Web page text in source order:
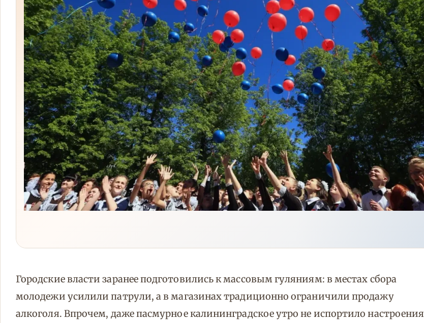
Городские власти заранее подготовились к массовым гуляниям: в местах сбора
молодежи усилили патрули, а в магазинах традиционно ограничили продажу
алкоголя. Впрочем, даже пасмурное калининградское утро не испортило настроения